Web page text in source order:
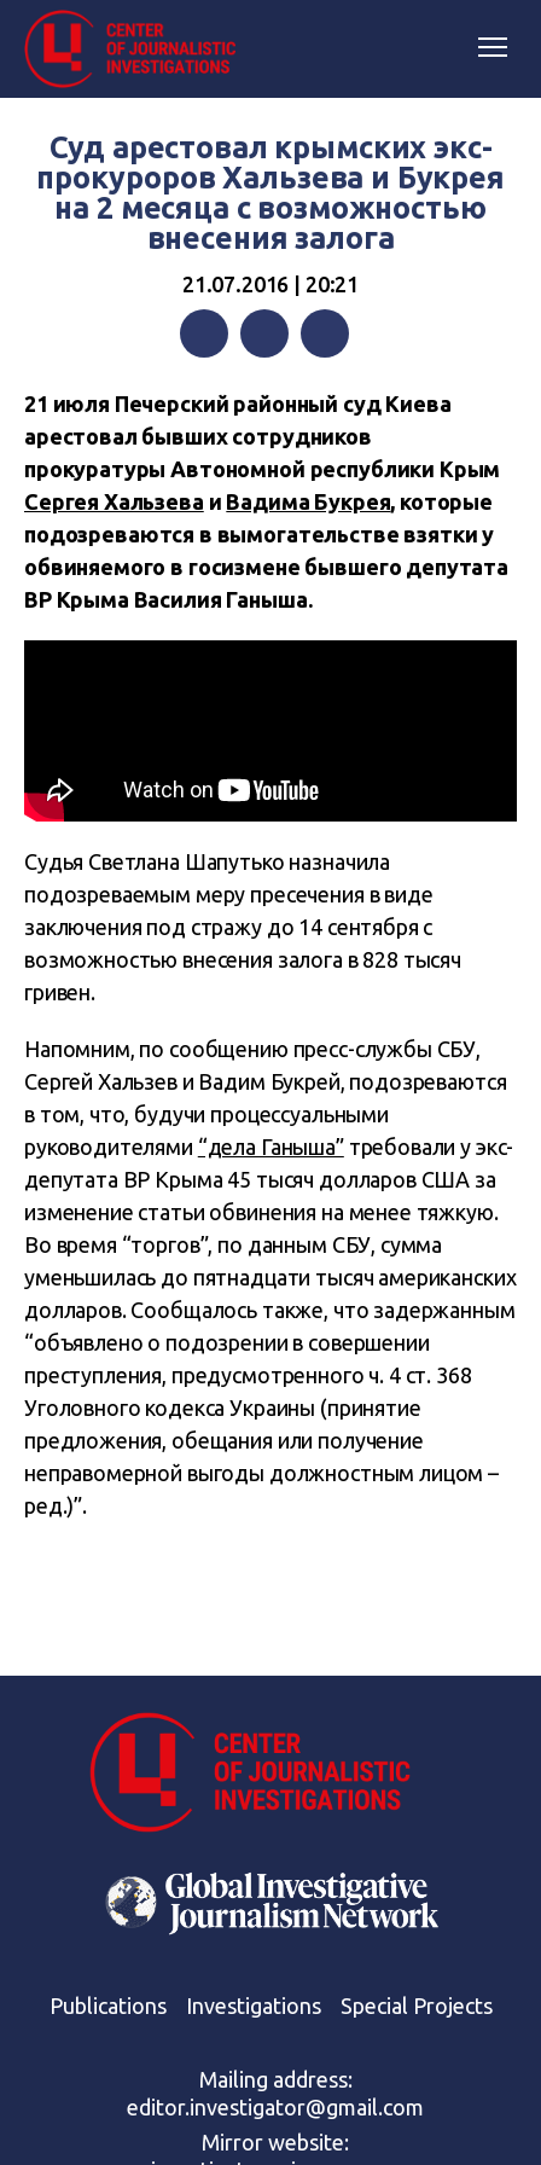
Суд арестовал крымских экс-
прокуроров Хальзева и Букрея
на 2 месяца с возможностью
внесения залога
21.07.2016 | 20:21
21 июля Печерский районный суд Киева
арестовал бывших сотрудников
прокуратуры Автономной республики Крым
Сергея Хальзева и Вадима Букрея, которые
подозреваются в вымогательстве взятки у
обвиняемого в госизмене бывшего депутата
ВР Крыма Василия Ганыша.
Судья Светлана Шапутько назначила
подозреваемым меру пресечения в виде
заключения под стражу до 14 сентября с
возможностью внесения залога в 828 тысяч
гривен.
Напомним, по сообщению пресс-службы СБУ,
Сергей Хальзев и Вадим Букрей, подозреваются
в том, что, будучи процессуальными
руководителями “дела Ганыша”требовали у экс-
депутата ВР Крыма 45 тысяч долларов США за
изменение статьи обвинения на менее тяжкую.
Во время “торгов”, по данным СБУ, сумма
уменьшилась до пятнадцати тысяч американских
долларов. Сообщалось также, что задержанным
“объявлено о подозрении в совершении
преступления, предусмотренного ч. 4 ст. 368
Уголовного кодекса Украины (принятие
предложения, обещания или получение
неправомерной выгоды должностным лицом –
ред.)”.
Publications Investigations Special Projects
Mailing address:
editor.investigator@gmail.com
Mirror website: